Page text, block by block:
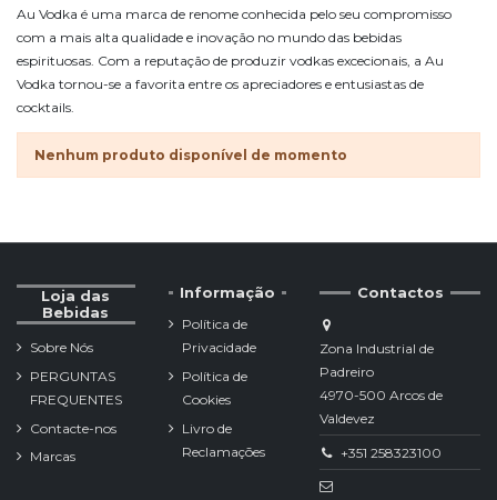
Au Vodka é uma marca de renome conhecida pelo seu compromisso
com a mais alta qualidade e inovação no mundo das bebidas
espirituosas. Com a reputação de produzir vodkas excecionais, a Au
Vodka tornou-se a favorita entre os apreciadores e entusiastas de
cocktails.
Nenhum produto disponível de momento
Loja das
Bebidas
Sobre Nós
PERGUNTAS
FREQUENTES
Contacte-nos
Marcas
Informação
Política de
Privacidade
Política de
Cookies
Livro de
Reclamações
Contactos
Zona Industrial de
Padreiro
4970-500 Arcos de
Valdevez
+351 258323100